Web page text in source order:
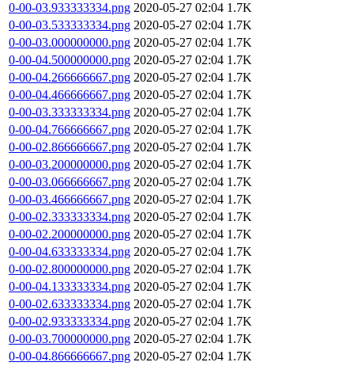
0-00-03.933333334.png 2020-05-27 02:04 1.7K
0-00-03.533333334.png 2020-05-27 02:04 1.7K
0-00-03.000000000.png 2020-05-27 02:04 1.7K
0-00-04.500000000.png 2020-05-27 02:04 1.7K
0-00-04.266666667.png 2020-05-27 02:04 1.7K
0-00-04.466666667.png 2020-05-27 02:04 1.7K
0-00-03.333333334.png 2020-05-27 02:04 1.7K
0-00-04.766666667.png 2020-05-27 02:04 1.7K
0-00-02.866666667.png 2020-05-27 02:04 1.7K
0-00-03.200000000.png 2020-05-27 02:04 1.7K
0-00-03.066666667.png 2020-05-27 02:04 1.7K
0-00-03.466666667.png 2020-05-27 02:04 1.7K
0-00-02.333333334.png 2020-05-27 02:04 1.7K
0-00-02.200000000.png 2020-05-27 02:04 1.7K
0-00-04.633333334.png 2020-05-27 02:04 1.7K
0-00-02.800000000.png 2020-05-27 02:04 1.7K
0-00-04.133333334.png 2020-05-27 02:04 1.7K
0-00-02.633333334.png 2020-05-27 02:04 1.7K
0-00-02.933333334.png 2020-05-27 02:04 1.7K
0-00-03.700000000.png 2020-05-27 02:04 1.7K
0-00-04.866666667.png 2020-05-27 02:04 1.7K